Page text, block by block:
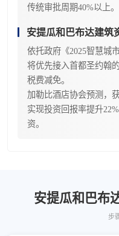
传统审批周期40%以上。
安提瓜和巴布达建筑
依托政府《2025智慧城
将优先接入首都圣约翰
税费减免。
加勒比酒店协会预测，
实现投资回报率提升
资。
安提瓜和巴布
步